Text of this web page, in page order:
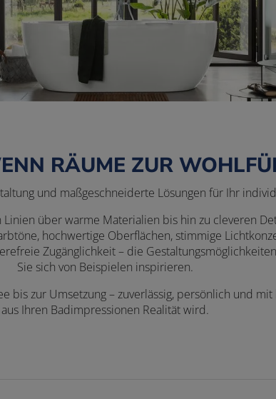
RÄUME ZUR
und maßgeschneiderte Lösungen für Ihr
über warme Materialien bis hin zu cleveren
hochwertige Oberflächen, stimmige
Zugänglichkeit – die
Sie sich von Beispielen inspirieren.
bis zur Umsetzung – zuverlässig, persönlich und
aus Ihren Badimpressionen Realität wird.